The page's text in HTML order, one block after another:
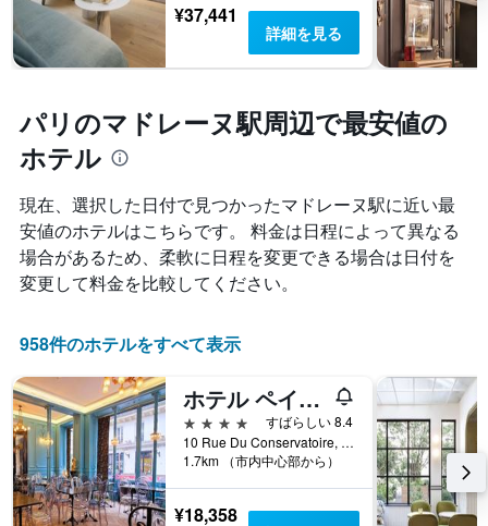
¥37,441
詳細を見る
パリのマドレーヌ駅周辺で最安値の
ホテル
現在、選択した日付で見つかったマドレーヌ駅に近い最
安値のホテルはこちらです。 料金は日程によって異なる
場合があるため、柔軟に日程を変更できる場合は日付を
変更して料金を比較してください。
958件のホテルをすべて表示
ホテル ペイリス オペラ
4つ星
すばらしい 8.4
10 Rue Du Conservatoire, パリ, フランス
1.7km （市内中心部から）
¥18,358